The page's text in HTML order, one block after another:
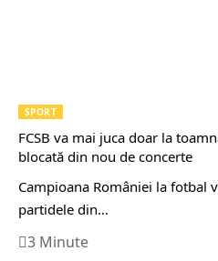
SPORT
FCSB va mai juca doar la
blocată din nou de concerte
Campioana României la fotbal
partidele din…
3 Minute